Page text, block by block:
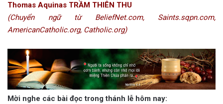
Thomas Aquinas TRẦM THIÊN THU
(Chuyển ngữ từ BeliefNet.com, Saints.sqpn.com,
AmericanCatholic.org, Catholic.org)
Mời nghe các bài đọc trong thánh lễ hôm nay: